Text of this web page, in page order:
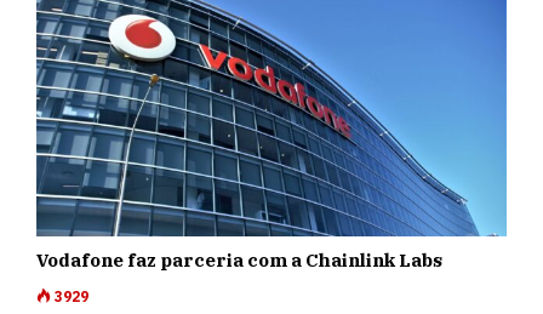
Vodafone faz parceria com a Chainlink Labs
3929